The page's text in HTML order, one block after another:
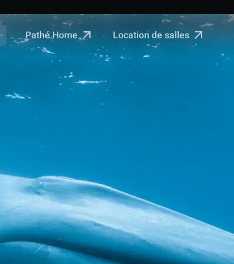
Pathé Home Location de salles